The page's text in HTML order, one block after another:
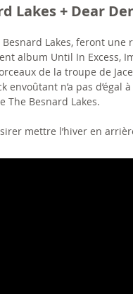
Lakes + Dear
Lakes, feront
album Until In
de la troupe de
envoûtant n’a pas
The Besnard Lakes.
mettre l’hiver en